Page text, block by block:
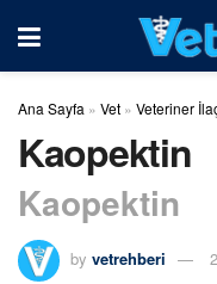
Ana Sayfa » Vet » Veteriner
Kaopektin
Kaopektin
by vetrehberi